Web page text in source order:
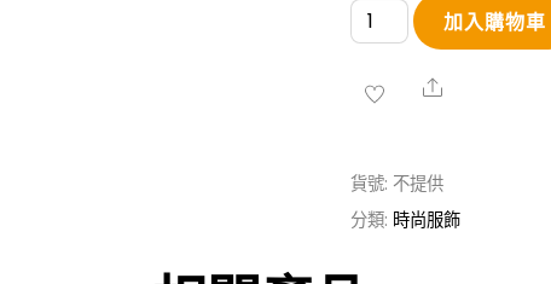
lulu
韓
風
水
桶
包
加入購物車
Share
貨號: 不提供
分類: 時尚服飾